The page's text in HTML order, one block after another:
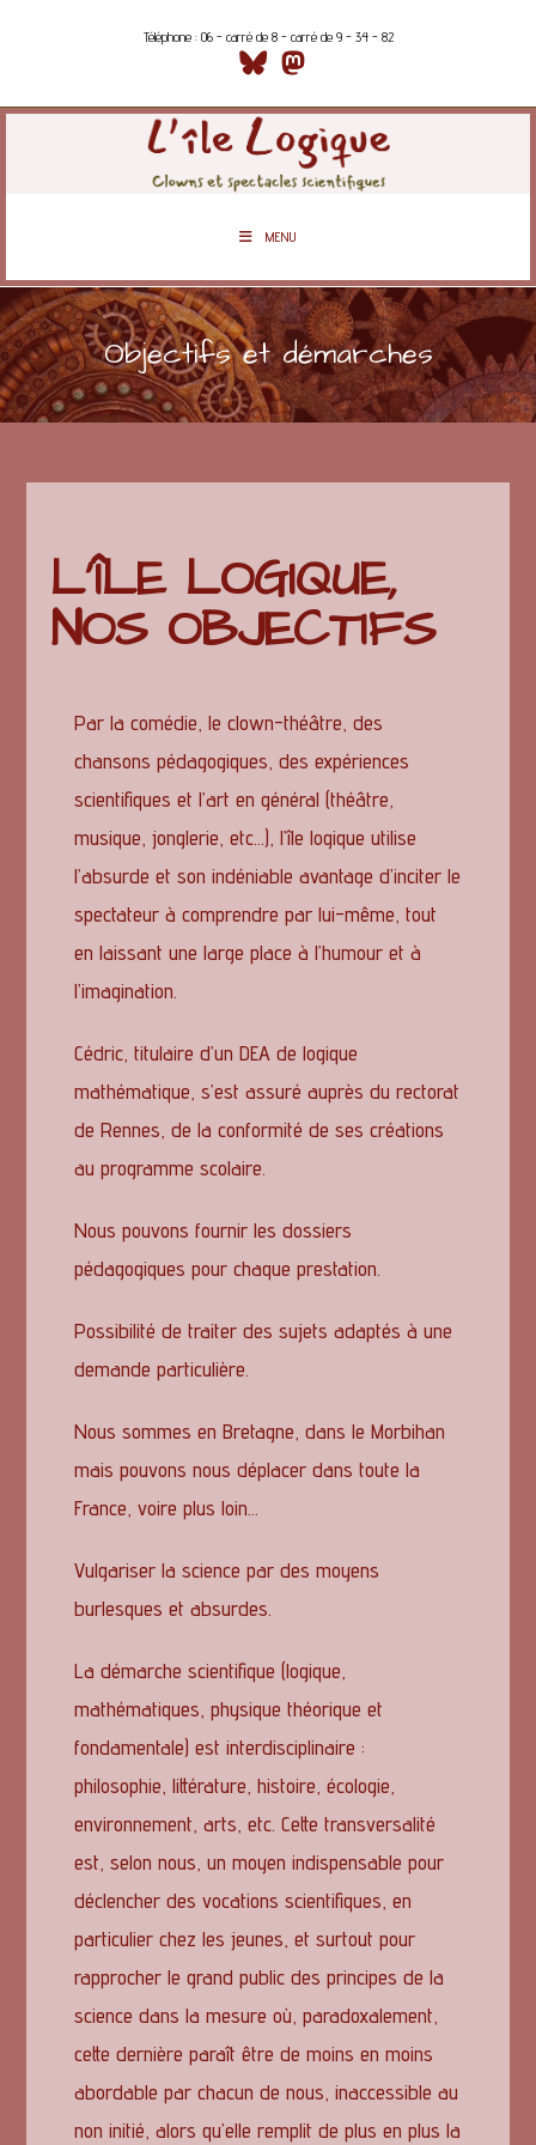
Téléphone : 06 - carré de 8 - carré de 9 - 34 - 82
MENU
Objectifs et démarches
L'ÎLE LOGIQUE,
NOS OBJECTIFS
Par la comédie, le clown-théâtre, des
chansons pédagogiques, des expériences
scientifiques et l’art en général (théâtre,
musique, jonglerie, etc…), l’île logique utilise
l’absurde et son indéniable avantage d’inciter le
spectateur à comprendre par lui-même, tout
en laissant une large place à l’humour et à
l’imagination.
Cédric, titulaire d’un DEA de logique
mathématique, s’est assuré auprès du rectorat
de Rennes, de la conformité de ses créations
au programme scolaire.
Nous pouvons fournir les dossiers
pédagogiques pour chaque prestation.
Possibilité de traiter des sujets adaptés à une
demande particulière.
Nous sommes en Bretagne, dans le Morbihan
mais pouvons nous déplacer dans toute la
France, voire plus loin…
Vulgariser la sciencepar des moyens
burlesques et absurdes.
La démarche scientifique (logique,
mathématiques, physique théorique et
fondamentale) est interdisciplinaire :
philosophie, littérature, histoire, écologie,
environnement, arts, etc. Cette transversalité
est, selon nous, un moyen indispensable pour
déclencher des vocations scientifiques, en
particulier chez les jeunes, et surtout pour
rapprocher le grand public des principes de la
science dans la mesure où, paradoxalement,
cette dernière paraît être de moins en moins
abordable par chacun de nous, inaccessible au
non initié, alors qu’elle remplit de plus en plus la